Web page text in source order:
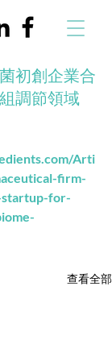
初創企業合
調節領域
Arti
firm-
for-
查看全部